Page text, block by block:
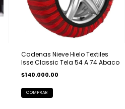
Cadenas Nieve Hielo Textiles
Isse Classic Tela 54 A 74 Abaco
$140.000,00
COMPRAR